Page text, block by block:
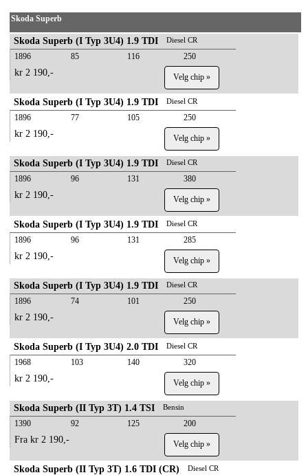
Skoda Superb
Skoda Superb (I Typ 3U4) 1.9 TDI Diesel CR
1896 85 116 250
kr 2 190,- Velg chip »
Skoda Superb (I Typ 3U4) 1.9 TDI Diesel CR
1896 77 105 250
kr 2 190,- Velg chip »
Skoda Superb (I Typ 3U4) 1.9 TDI Diesel CR
1896 96 131 380
kr 2 190,- Velg chip »
Skoda Superb (I Typ 3U4) 1.9 TDI Diesel CR
1896 96 131 285
kr 2 190,- Velg chip »
Skoda Superb (I Typ 3U4) 1.9 TDI Diesel CR
1896 74 101 250
kr 2 190,- Velg chip »
Skoda Superb (I Typ 3U4) 2.0 TDI Diesel CR
1968 103 140 320
kr 2 190,- Velg chip »
Skoda Superb (II Typ 3T) 1.4 TSI Bensin
1390 92 125 200
Fra kr 2 190,- Velg chip »
Skoda Superb (II Typ 3T) 1.6 TDI (CR) Diesel CR